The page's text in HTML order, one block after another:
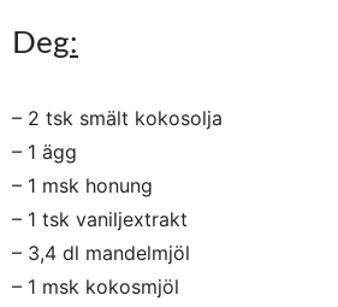
Deg:
– 2 tsk smält kokosolja
– 1 ägg
– 1 msk honung
– 1 tsk vaniljextrakt
– 3,4 dl mandelmjöl
– 1 msk kokosmjöl